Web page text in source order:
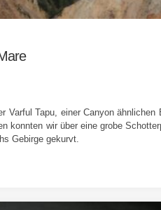
Varful Tapu, einer Canyon ähnlichen
konnten wir über eine grobe
Gebirge gekurvt.